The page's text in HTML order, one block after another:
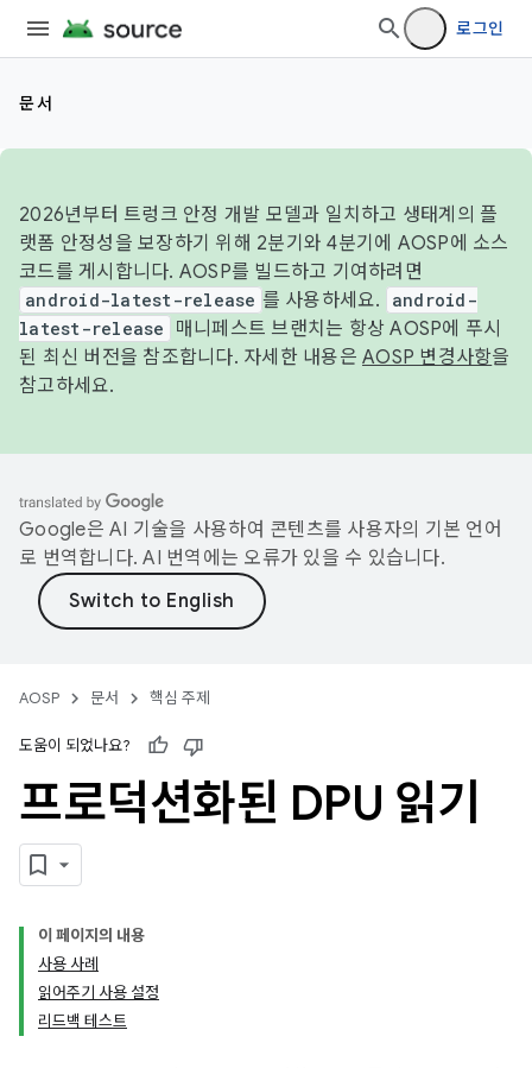
로그인
문서
2026년부터 트렁크 안정 개발 모델과 일치하고 생태계의 플
랫폼 안정성을 보장하기 위해 2분기와 4분기에 AOSP에 소스
코드를 게시합니다. AOSP를 빌드하고 기여하려면
android-latest-release 를 사용하세요.
android-
latest-release
매니페스트 브랜치는 항상 AOSP에 푸시
된 최신 버전을 참조합니다. 자세한 내용은 AOSP 변경사항을
참고하세요.
Google은 AI 기술을 사용하여 콘텐츠를 사용자의 기본 언어
로 번역합니다. AI 번역에는 오류가 있을 수 있습니다.
AOSP 문서 핵심 주제
도움이 되었나요?
프로덕션화된 DPU 읽기
이 페이지의 내용
사용 사례
읽어주기 사용 설정
리드백 테스트